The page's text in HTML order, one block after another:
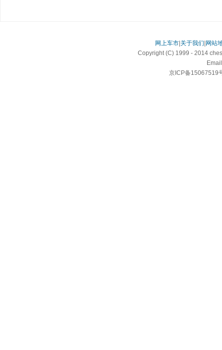
网上车市 关于我们 网站
Copyright (C) 1999 - 2014
京ICP备15067519